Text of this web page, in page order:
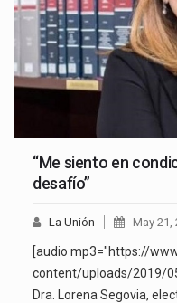
“Me siento en
desafío”
La Unión May 21,
[audio mp3="https://
content/uploads/2019/
Dra. Lorena Segovia,